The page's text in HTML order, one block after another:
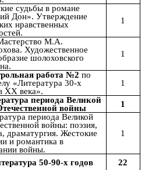
судьбы в романе
Дон». Утверждение
нравственных
1
М.А.
Художественное
шолоховского
1
работа №2 по
«Литература 30-х
XX века».
1
периода Великой
войны
1
периода Великой
войны: поэзия,
драматургия. Жестокие
и романтика в
войны.
1
50-90-х годов 22